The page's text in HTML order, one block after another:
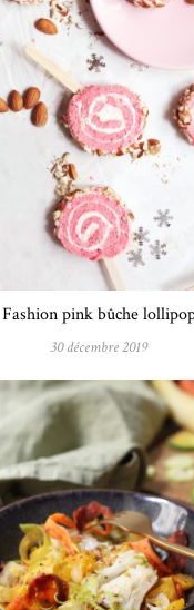
Fashion pink bûche
30 décembre 2019